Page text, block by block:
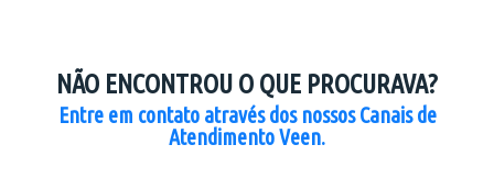
NÃO ENCONTROU O QUE PROCURAVA?
Entre em contato através dos nossos Canais de
Atendimento Veen.